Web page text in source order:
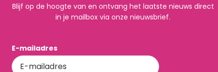
Blijf op de hoogte van en ontvang het laatste nieuws direct
in je mailbox via onze nieuwsbrief.
E-mailadres